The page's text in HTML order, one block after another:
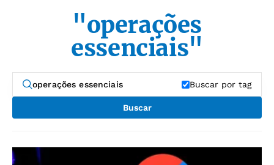
"operações
essenciais"
Buscar por tag
Buscar